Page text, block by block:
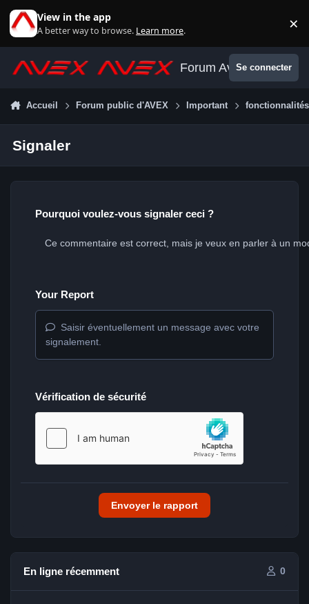
View in the app
A better way to browse. Learn more. ×
Forum AvexSe connecter
Accueil Forum public d'AVEX Important
Signaler
Pourquoi voulez-vous signaler ceci ?
Your Report
Saisir éventuellement un message avec votre
signalement.
Vérification de sécurité
Envoyer le rapport
En ligne récemment 0